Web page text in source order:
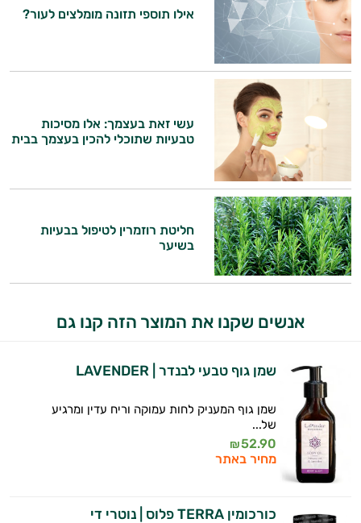
אילו תוספי תזונה מומלצים לעור?
עשי זאת בעצמך: אלו מסיכות
טבעיות שתוכלי להכין בעצמך בבית
חליטת רוזמרין לטיפול בבעיות
בשיער
אנשים שקנו את המוצר הזה קנו גם
שמן גוף טבעי לבנדר | LAVENDER
שמן גוף המעניק לחות עמוקה וריח עדין ומרגיע
של...
52.90
₪
מחיר באתר
כורכומין TERRA פלוס | נוטרי די
היי,
אני יועץ הבריאות האישי AI של טבע בריא.
התשובות שלי מבוססות על מאגרי מידע קליניים
וספרות מקצועית בתחומי הרפואה הטבעית
ותזונת הספורט.
התזונה ומוצרי הבריאות המדויקים למטרות
עובדים יחד כדי למקסם תוצאות גם בחיי היום
יום וגם בתחום הכושר והספורט.
המטרה שלי היא להתאים עבורך המלצות
אישיות מבוססות מדעית.
זה הזמן להתחיל. איך אוכל לעזור?